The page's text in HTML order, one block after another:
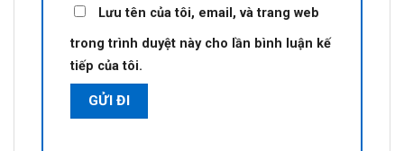
Lưu tên của tôi, email, và trang web
trong trình duyệt này cho lần bình luận kế
tiếp của tôi.